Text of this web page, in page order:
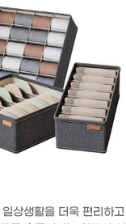
상생활을 더욱 편리하